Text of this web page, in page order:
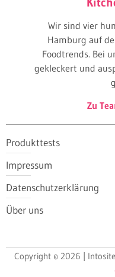
Wir sind vier
Hamburg auf
Foodtrends. Bei
gekleckert und
Zu
Produkttests
Impressum
Datenschutzerklärung
Über uns
Copyright © 2026 |